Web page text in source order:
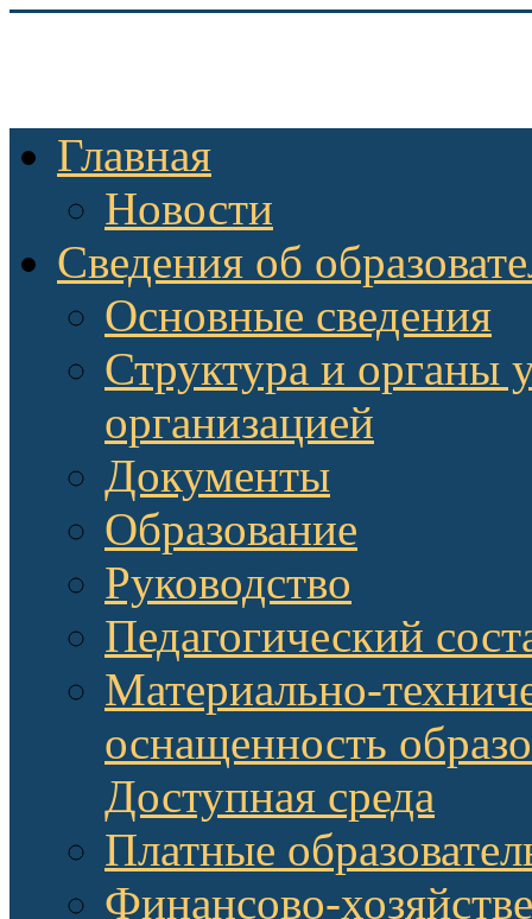
Главная
Новости
Сведения об
Основные сведения
Структура и органы
организацией
Документы
Образование
Руководство
Педагогический
Материально-
оснащенность
Доступная среда
Платные
Финансово-